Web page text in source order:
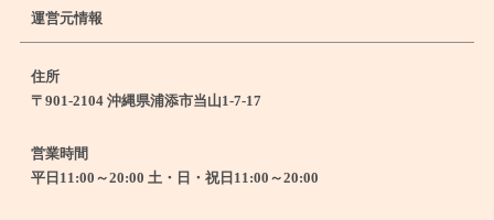
運営元情報
住所
〒901-2104 沖縄県浦添市当山1-7-17
営業時間
平日11:00～20:00 土・日・祝日11:00～20:00